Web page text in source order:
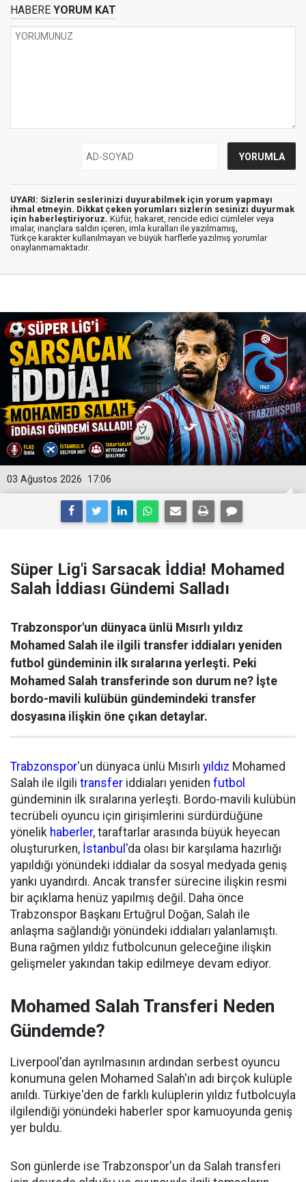
HABERE YORUM KAT
UYARI: Sizlerin seslerinizi duyurabilmek için yorum yapmayı
ihmal etmeyin. Dikkat çeken yorumları sizlerin sesinizi duyurmak
için haberleştiriyoruz. Küfür, hakaret, rencide edici cümleler veya
imalar, inançlara saldırı içeren, imla kuralları ile yazılmamış,
Türkçe karakter kullanılmayan ve büyük harflerle yazılmış yorumlar
onaylanmamaktadır.
17:06
03 Ağustos 2026
Süper Lig'i Sarsacak İddia! Mohamed
Salah İddiası Gündemi Salladı
Trabzonspor'un dünyaca ünlü Mısırlı yıldız
Mohamed Salah ile ilgili transfer iddiaları yeniden
futbol gündeminin ilk sıralarına yerleşti. Peki
Mohamed Salah transferinde son durum ne? İşte
bordo-mavili kulübün gündemindeki transfer
dosyasına ilişkin öne çıkan detaylar.
Trabzonspor'un dünyaca ünlü Mısırlı yıldız Mohamed
Salah ile ilgili transfer iddiaları yeniden futbol
gündeminin ilk sıralarına yerleşti. Bordo-mavili kulübün
tecrübeli oyuncu için girişimlerini sürdürdüğüne
yönelik haberler, taraftarlar arasında büyük heyecan
oluştururken, İstanbul 'da olası bir karşılama hazırlığı
yapıldığı yönündeki iddialar da sosyal medyada geniş
yankı uyandırdı. Ancak transfer sürecine ilişkin resmi
bir açıklama henüz yapılmış değil. Daha önce
Trabzonspor Başkanı Ertuğrul Doğan, Salah ile
anlaşma sağlandığı yönündeki iddiaları yalanlamıştı.
Buna rağmen yıldız futbolcunun geleceğine ilişkin
gelişmeler yakından takip edilmeye devam ediyor.
Mohamed Salah Transferi Neden
Gündemde?
Liverpool'dan ayrılmasının ardından serbest oyuncu
konumuna gelen Mohamed Salah'ın adı birçok kulüple
anıldı. Türkiye'den de farklı kulüplerin yıldız futbolcuyla
ilgilendiği yönündeki haberler spor kamuoyunda geniş
yer buldu.
Son günlerde ise Trabzonspor'un da Salah transferi